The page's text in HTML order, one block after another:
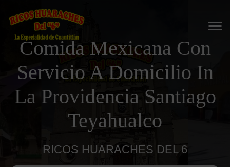
Comida Mexicana Con
Servicio A Domicilio In
La Providencia Santiago
Teyahualco
RICOS HUARACHES DEL 6